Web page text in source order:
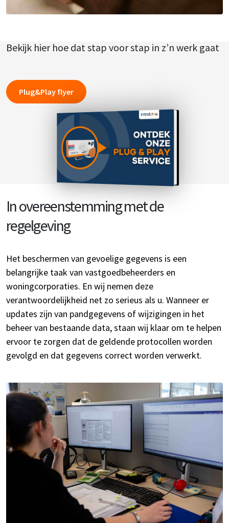
Bekijk hier hoe dat stap voor stap in z’n werk gaat
Plug&Play flyer
In overeenstemming met de
regelgeving
Het beschermen van gevoelige gegevens is een
belangrijke taak van vastgoedbeheerders en
woningcorporaties. En wij nemen deze
verantwoordelijkheid net zo serieus als u. Wanneer er
updates zijn van pandgegevens of wijzigingen in het
beheer van bestaande data, staan wij klaar om te helpen
ervoor te zorgen dat de geldende protocollen worden
gevolgd en dat gegevens correct worden verwerkt.